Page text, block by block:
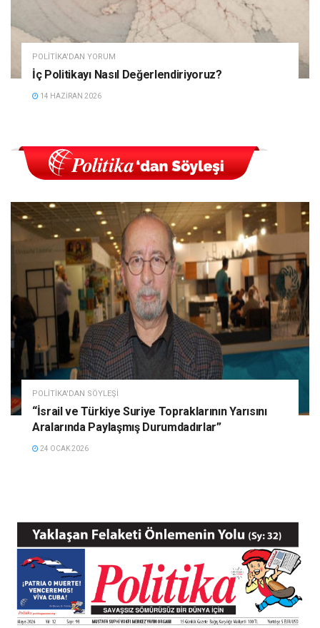
POLITIKA'DAN YORUM
İç Politikayı Nasıl Değerlendiriyoruz?
14 HAZIRAN 2026
POLITIKA'DAN SÖYLEŞI
“İsrail ve Türkiye Suriye Topraklarının Yarısını
Aralarında Paylaşmış Durumdadırlar”
24 OCAK 2026